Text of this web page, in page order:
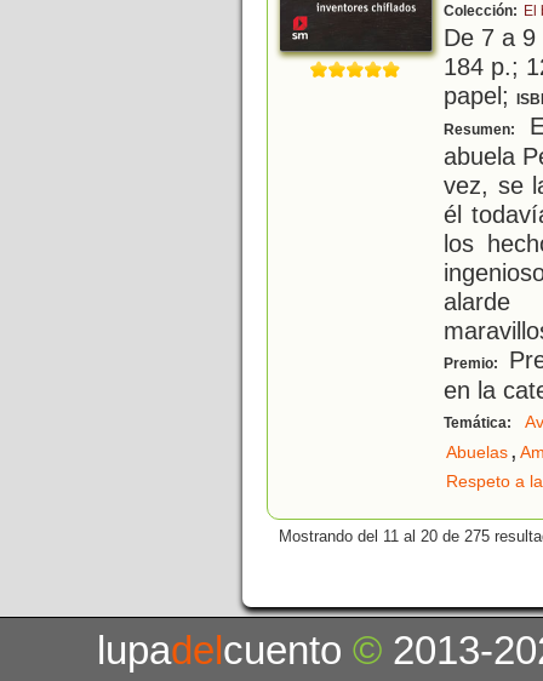
Colección: El
De 7 a
184 p.;
papel;
Resumen:
abuela
vez, se
él
los
Premio:
en la
Temática:
Abuelas,
Respeto a
Mostrando del 11 al 20 de 275
lupadelcuento© 2013-